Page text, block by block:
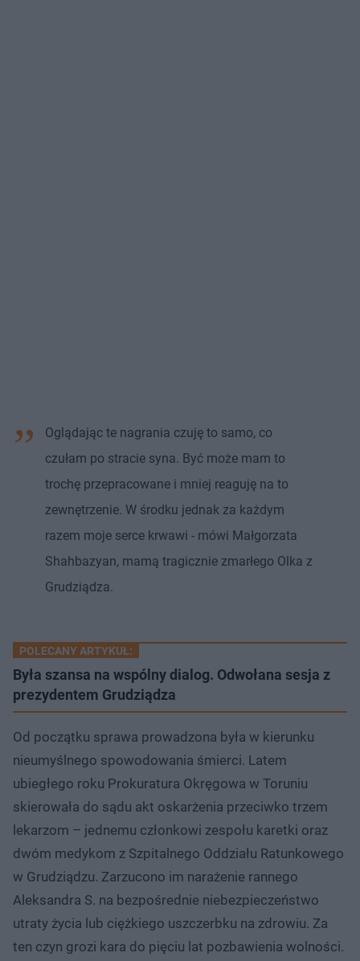
Oglądając te nagrania czuję to samo, co
czułam po stracie syna. Być może mam to
trochę przepracowane i mniej reaguję na to
zewnętrzenie. W środku jednak za każdym
razem moje serce krwawi - mówi Małgorzata
Shahbazyan, mamą tragicznie zmarłego Olka z
Grudziądza.
POLECANY ARTYKUŁ:
Była szansa na wspólny dialog. Odwołana sesja z
prezydentem Grudziądza
Od początku sprawa prowadzona była w kierunku
nieumyślnego spowodowania śmierci. Latem
ubiegłego roku Prokuratura Okręgowa w Toruniu
skierowała do sądu akt oskarżenia przeciwko trzem
lekarzom – jednemu członkowi zespołu karetki oraz
dwóm medykom z Szpitalnego Oddziału Ratunkowego
w Grudziądzu. Zarzucono im narażenie rannego
Aleksandra S. na bezpośrednie niebezpieczeństwo
utraty życia lub ciężkiego uszczerbku na zdrowiu. Za
ten czyn grozi kara do pięciu lat pozbawienia wolności.